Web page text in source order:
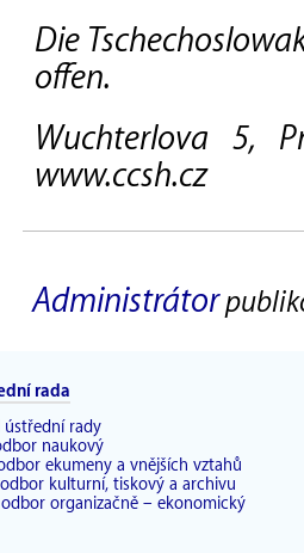
Die
offen.
Wuchterlova 5,
www.ccsh.cz
Administrátor
rada
ústřední rady
naukový
odbor ekumeny a vnějších vztahů
odbor kulturní, tiskový a archivu
odbor organizačně – ekonomický